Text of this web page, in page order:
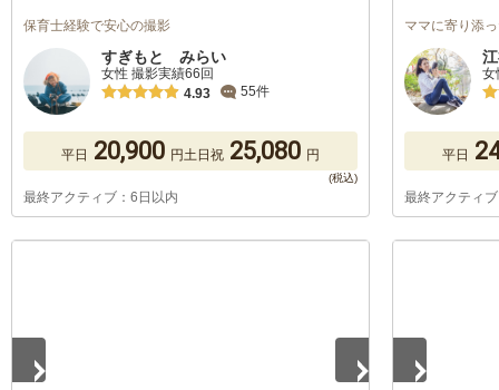
保育士経験で安心の撮影
すぎもと みらい
女性 撮影実績66回
4.93
55件
平日 20,900 円土日祝 25,080 円
最終アクティブ：6日以内
ママに寄り添
女
平日
最終アクティ